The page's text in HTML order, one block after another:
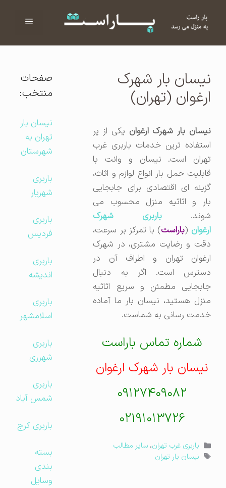
فهرست
نیسان بار شهرک
ارغوان (تهران)
نیسان بار شهرک ارغوانیکی از پر
استفاده ترین خدمات باربری غرب
تهران است. نیسان و وانت با
قابلیت حمل بار انواع لوازم و اثاث،
گزینه ای اقتصادی برای جابجایی
بار و اثاثیه منزل محسوب می
شوند.
باربری شهرک
ارغوان(باراست) با تمرکز بر سرعت،
دقت و رضایت مشتری، در شهرک
ارغوان تهران و اطراف آن در
دسترس است. اگر به دنبال
جابجایی مطمئن و سریع اثاثیه
منزل هستید، نیسان بار ما آماده
خدمت رسانی به شماست.
شماره تماس باراست
نیسان بار شهرک ارغوان
۰۹۱۲۷۴۰۹۰۸۲
۰۲۱۹۱۰۱۳۷۲۶
دسته‌ها
باربری غرب تهران ،سایر مطالب
برچسب‌ها
نیسان بار تهران
صفحات
منتخب:
نیسان بار
تهران به
شهرستان
باربری
شهریار
باربری
فردیس
باربری
اندیشه
باربری
اسلامشهر
باربری
شهرری
باربری
شمس آباد
باربری کرج
بسته
بندی
وسایل